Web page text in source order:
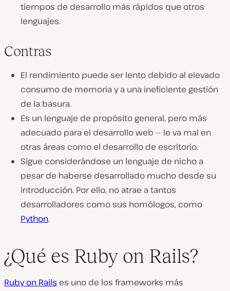
tiempos de desarrollo más rápidos que otros
lenguajes.
Contras
El rendimiento puede ser lento debido al elevado
consumo de memoria y a una ineficiente gestión
de la basura.
Es un lenguaje de propósito general, pero más
adecuado para el desarrollo web — le va mal en
otras áreas como el desarrollo de escritorio.
Sigue considerándose un lenguaje de nicho a
pesar de haberse desarrollado mucho desde su
introducción. Por ello, no atrae a tantos
desarrolladores como sus homólogos, como
Python.
¿Qué es Ruby on Rails?
Ruby on Rails es uno de los frameworks más